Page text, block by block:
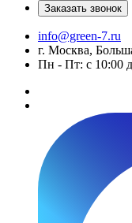
Заказать звонок
info@green-7.ru
г. Москва,
Пн - Пт: с 10:00